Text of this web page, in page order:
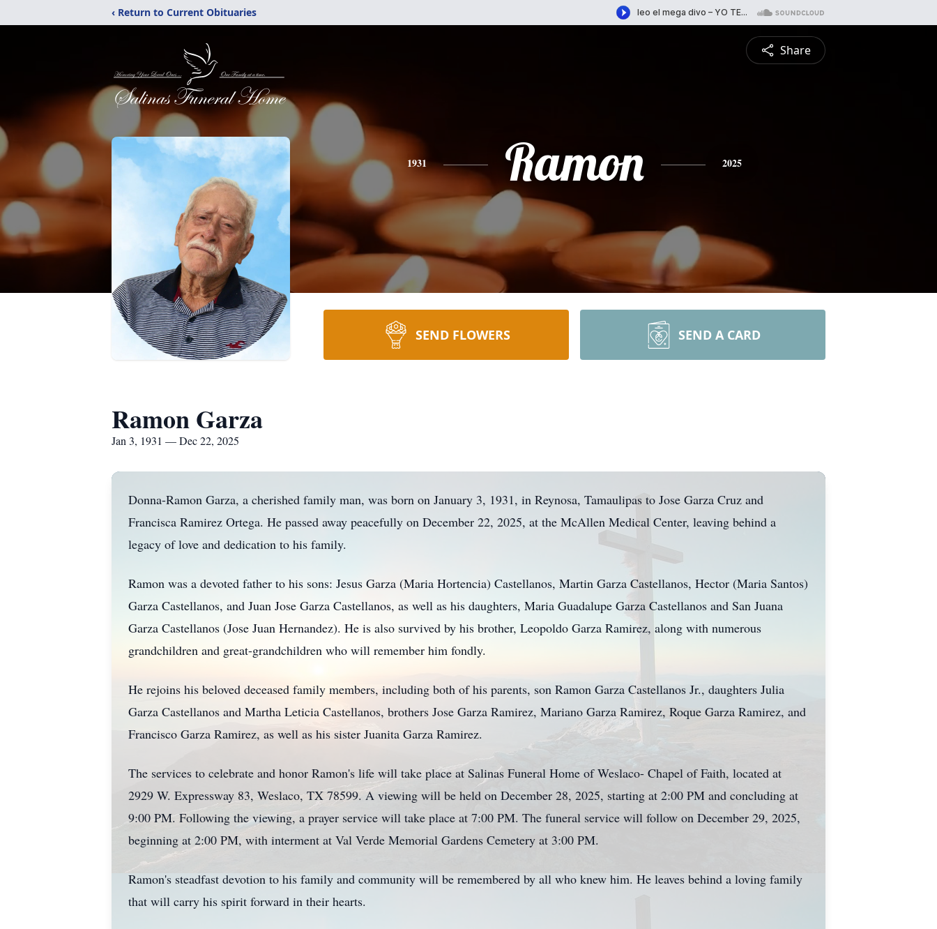
‹ Return to Current Obituaries
Share
1931 Ramon 2025
SEND FLOWERS SEND A CARD
Ramon Garza
Jan 3, 1931 — Dec 22, 2025
Donna-Ramon Garza, a cherished family man, was born on January 3, 1931, in Reynosa, Tamaulipas to Jose Garza Cruz and
Francisca Ramirez Ortega. He passed away peacefully on December 22, 2025, at the McAllen Medical Center, leaving behind a
legacy of love and dedication to his family.
Ramon was a devoted father to his sons: Jesus Garza (Maria Hortencia) Castellanos, Martin Garza Castellanos, Hector (Maria Santos)
Garza Castellanos, and Juan Jose Garza Castellanos, as well as his daughters, Maria Guadalupe Garza Castellanos and San Juana
Garza Castellanos (Jose Juan Hernandez). He is also survived by his brother, Leopoldo Garza Ramirez, along with numerous
grandchildren and great-grandchildren who will remember him fondly.
He rejoins his beloved deceased family members, including both of his parents, son Ramon Garza Castellanos Jr., daughters Julia
Garza Castellanos and Martha Leticia Castellanos, brothers Jose Garza Ramirez, Mariano Garza Ramirez, Roque Garza Ramirez, and
Francisco Garza Ramirez, as well as his sister Juanita Garza Ramirez.
The services to celebrate and honor Ramon's life will take place at Salinas Funeral Home of Weslaco- Chapel of Faith, located at
2929 W. Expressway 83, Weslaco, TX 78599. A viewing will be held on December 28, 2025, starting at 2:00 PM and concluding at
9:00 PM. Following the viewing, a prayer service will take place at 7:00 PM. The funeral service will follow on December 29, 2025,
beginning at 2:00 PM, with interment at Val Verde Memorial Gardens Cemetery at 3:00 PM.
Ramon's steadfast devotion to his family and community will be remembered by all who knew him. He leaves behind a loving family
that will carry his spirit forward in their hearts.